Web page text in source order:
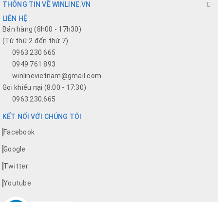
THÔNG TIN VỀ WINLINE.VN
LIÊN HỆ
Bán hàng (8h00 - 17h30)
(Từ thứ 2 đến thứ 7)
0963 230 665
0949 761 893
winlinevietnam@gmail.com
Gọi khiếu nại (8:00 - 17:30)
0963.230.665
KẾT NỐI VỚI CHÚNG TÔI
Facebook
Google
Twitter
Youtube